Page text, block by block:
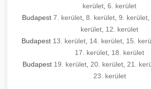
kerület 6. kerület
Budapest 7. kerület, 8. kerület, 9. kerület,
kerület 12. kerület
Budapest 13. kerület 14. kerület 15.
17. kerület 18. kerület
Budapest 19. kerület 20. kerület 21.
23. kerület